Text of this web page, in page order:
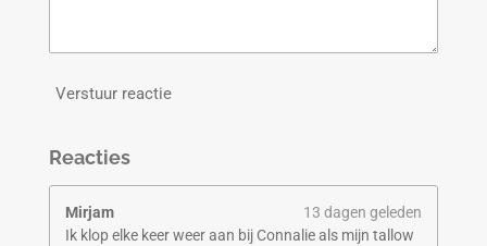
Verstuur reactie
Reacties
Mirjam
13 dagen geleden
Ik klop elke keer weer aan bij Connalie als mijn tallow